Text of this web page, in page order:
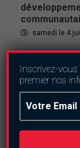
samedi le 4
En direct
is
The
Inscrivez-vous
premier nos